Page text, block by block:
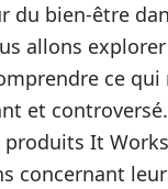
du bien-être
allons
ce qui
et
produits It
concernant